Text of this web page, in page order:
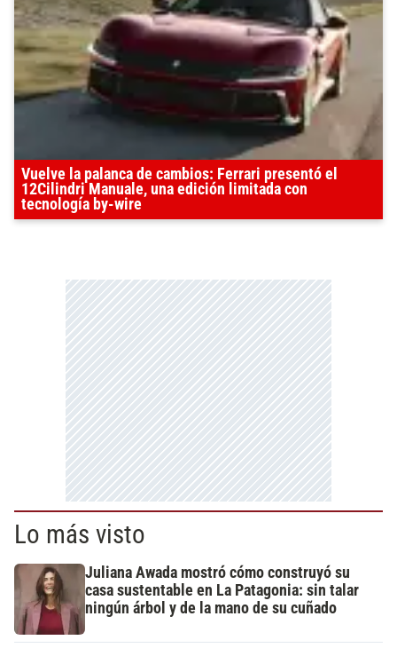
Vuelve la palanca de cambios: Ferrari presentó el
12Cilindri Manuale, una edición limitada con
tecnología by-wire
Lo más visto
Juliana Awada mostró cómo construyó su
casa sustentable en La Patagonia: sin talar
ningún árbol y de la mano de su cuñado